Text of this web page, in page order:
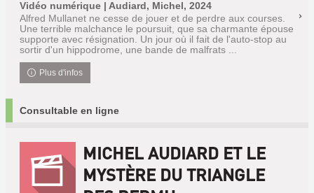
Vidéo numérique | Audiard, Michel, 2024
Alfred Mullanet ne cesse de jouer et de perdre aux courses.
Une terrible malchance le poursuit, que sa charmante épouse
supporte avec résignation. Un jour où il fait de l'auto-stop au
sortir d'un hippodrome, une bande de malfrats ...
Plus d'infos
Consultable en ligne
MICHEL AUDIARD ET LE
MYSTÈRE DU TRIANGLE